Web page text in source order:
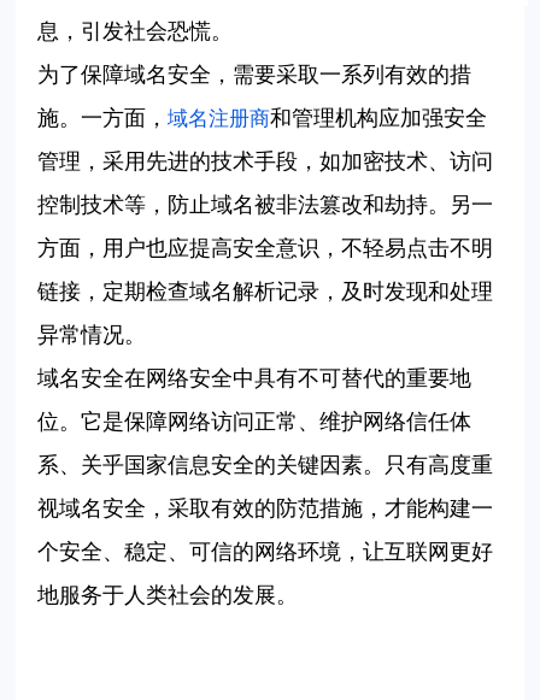
息，引发社会恐慌。
为了保障域名安全，需要采取一系列有效的措
施。一方面，域名注册商和管理机构应加强安全
管理，采用先进的技术手段，如加密技术、访问
控制技术等，防止域名被非法篡改和劫持。另一
方面，用户也应提高安全意识，不轻易点击不明
链接，定期检查域名解析记录，及时发现和处理
异常情况。
域名安全在网络安全中具有不可替代的重要地
位。它是保障网络访问正常、维护网络信任体
系、关乎国家信息安全的关键因素。只有高度重
视域名安全，采取有效的防范措施，才能构建一
个安全、稳定、可信的网络环境，让互联网更好
地服务于人类社会的发展。